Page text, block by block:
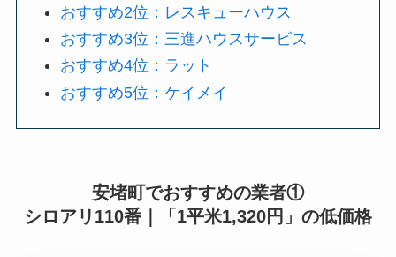
おすすめ2位：レスキューハウス
おすすめ3位：三進ハウスサービス
おすすめ4位：ラット
おすすめ5位：ケイメイ
安堵町でおすすめの業者①
シロアリ110番｜「1平米1,320円」の低価格